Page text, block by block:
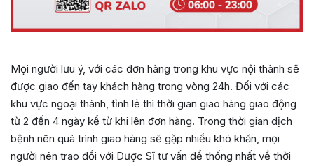
Mọi người lưu ý, với các đơn hàng trong khu vực nội thành sẽ
được giao đến tay khách hàng trong vòng 24h. Đối với các
khu vực ngoại thành, tỉnh lẻ thì thời gian giao hàng giao động
từ 2 đến 4 ngày kể từ khi lên đơn hàng. Trong thời gian dịch
bệnh nên quá trình giao hàng sẽ gặp nhiều khó khăn, mọi
người nên trao đổi với Dược Sĩ tư vấn để thống nhất về thời